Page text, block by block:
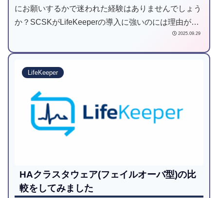
にお願いするかで迷われた経験はありませんでしょう
か？SCSKがLifeKeeperの導入に強いのには理由があ
2025.09.29
LifeKeeper
HAクラスタウェア(フェイルオーバ型)の比
較をしてみました